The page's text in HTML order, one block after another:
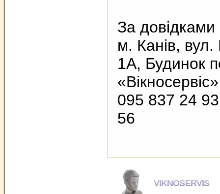
За довідками
м. Канів, вул.
1А, Будинок
«Вікносервіс»
095 837 24
56
VIKNOSERVIS